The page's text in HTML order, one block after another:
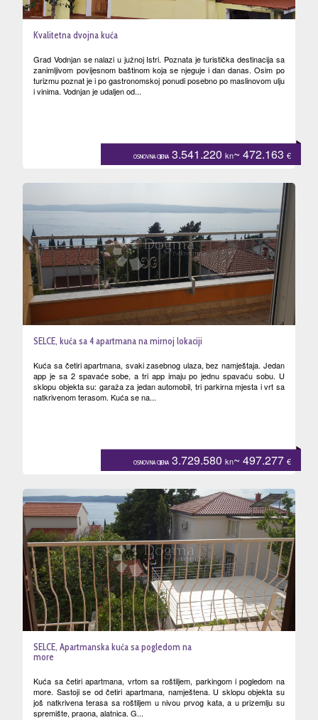
Kvalitetna dvojna kuća
Grad Vodnjan se nalazi u južnoj Istri. Poznata je turistička destinacija sa
zanimljivom povijesnom baštinom koja se njeguje i dan danas. Osim po
turizmu poznat je i po gastronomskoj ponudi posebno po maslinovom ulju
i vinima. Vodnjan je udaljen od...
OSNOVNA CIJENA 3.541.220 kn~ 472.163 €
SELCE, kuća sa 4 apartmana na mirnoj lokaciji
Kuća sa četiri apartmana, svaki zasebnog ulaza, bez namještaja. Jedan
app je sa 2 spavaće sobe, a tri app imaju po jednu spavaću sobu. U
sklopu objekta su: garaža za jedan automobil, tri parkirna mjesta i vrt sa
natkrivenom terasom. Kuća se na...
OSNOVNA CIJENA 3.729.580 kn~ 497.277 €
SELCE, Apartmanska kuća sa pogledom na
more
Kuća sa četiri apartmana, vrtom sa roštiljem, parkingom i pogledom na
more. Sastoji se od četiri apartmana, namještena. U sklopu objekta su
još natkrivena terasa sa roštiljem u nivou prvog kata, a u prizemlju su
spremište, praona, alatnica. G...